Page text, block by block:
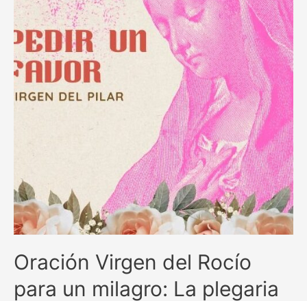
en
momentos
difíciles
Oración Virgen del Rocío
para un milagro: La plegaria